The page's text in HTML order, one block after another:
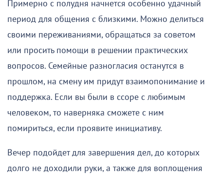
Примерно с полудня начнется особенно удачный
период для общения с близкими. Можно делиться
своими переживаниями, обращаться за советом
или просить помощи в решении практических
вопросов. Семейные разногласия останутся в
прошлом, на смену им придут взаимопонимание и
поддержка. Если вы были в ссоре с любимым
человеком, то наверняка сможете с ним
помириться, если проявите инициативу.
Вечер подойдет для завершения дел, до которых
долго не доходили руки, а также для воплощения